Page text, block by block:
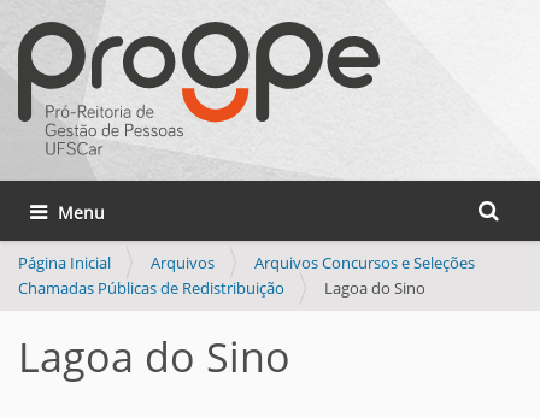
Busca
Busca
Toggle navigation
Página Inicial Arquivos
Arquivos Concursos e Seleções
Chamadas Públicas de Redistribuição
Lagoa do Sino
Lagoa do Sino